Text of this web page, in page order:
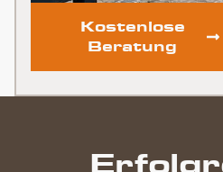
Kostenlose
Beratung